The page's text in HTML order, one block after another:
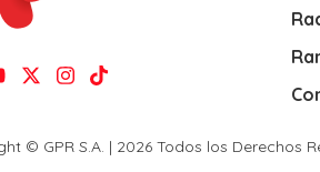
© GPR S.A. | 2026 Todos los Derechos